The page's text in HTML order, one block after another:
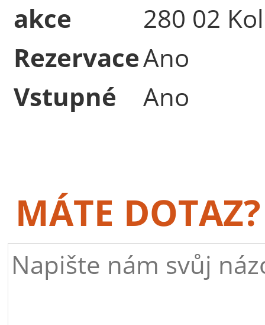
akce
280 02
RezervaceAno
Vstupné
Ano
MÁTE DOTAZ?